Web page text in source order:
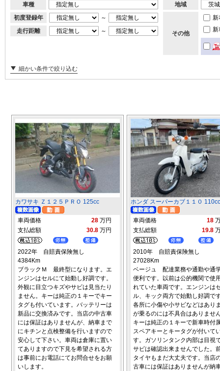
車種
初度登録年
～
走行距離
～
地域
その他
新
新
細かい条件で絞り込む
カワサキ Ｚ１２５ＰＲＯ 125cc
車両価格 28 万円
支払総額
30.8 万円
2022年 自賠責保険無し
4384Km
ブラックＭ 最終型になります。エ
ンジンはセルにて始動し好調です。
外観に目立つキズやサビは見当たり
ません。キーは純正の１キーでキー
タグも付いています。バッテリーは
新品に交換済みです。当店の中古車
には保証はありませんが、納車まで
にキチンと点検整備を行いますので
安心して下さい。車両は倉庫に置い
てありますので下見を希望される方
は事前にお電話にてお問合せをお願
いします。
ホンダ スーパーカブ１１０ 110cc
車両価格 18
支払総額
19.8
2010年 自賠責保険無し
27028Km
ベージュ 配達業務や通勤や通
便利です。以前は公的機関で使
れていた車両です。エンジンは
ル、キック両方で始動し好調で
各所に小傷や小サビなどはあり
が乗るのには不具合はありませ
キーは純正の１キーで新車時付
スペアキーとキータグが付いて
す。ガソリンタンク内部は目視
サビは確認出来ませんでした。
タイヤもまだ大丈夫です。当店
古車には保証はありませんが納